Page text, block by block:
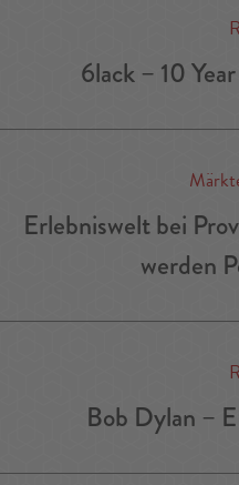
6lack – 10
Erlebniswelt bei
werden
Bob Dylan –